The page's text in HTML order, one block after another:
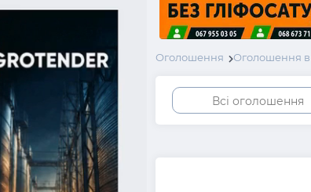
Оголошення Оголошення в
Всі оголошення